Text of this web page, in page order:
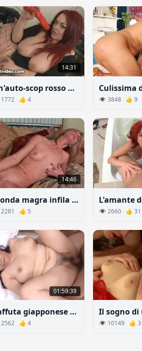
14:31
Un'auto-scop rosso per un ciccione dai capelli rossi
👍 4 👁 3848 👍 9
14:46
Bionda magra infila un vibratore nel suo buco stretto
👍 5 👁 2660 👍 31
01:59:39
Paffuta giapponese MILF Sesso
👍 4 👁 10149 👍